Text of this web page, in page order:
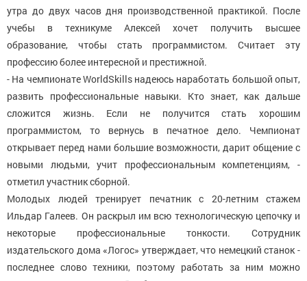
утра до двух часов дня производственной практикой. После
учебы в техникуме Алексей хочет получить высшее
образование, чтобы стать программистом. Считает эту
профессию более интересной и престижной.
- На чемпионате WorldSkills надеюсь наработать большой опыт,
развить профессиональные навыки. Кто знает, как дальше
сложится жизнь. Если не получится стать хорошим
программистом, то вернусь в печатное дело. Чемпионат
открывает перед нами большие возможности, дарит общение с
новыми людьми, учит профессиональным компетенциям, -
отметил участник сборной.
Молодых людей тренирует печатник с 20-летним стажем
Ильдар Галеев. Он раскрыл им всю технологическую цепочку и
некоторые профессиональные тонкости. Сотрудник
издательского дома «Логос» утверждает, что немецкий станок -
последнее слово техники, поэтому работать за ним можно